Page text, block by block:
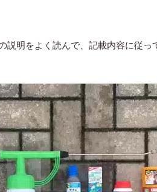
説明をよく読んで、記載内容に従っ